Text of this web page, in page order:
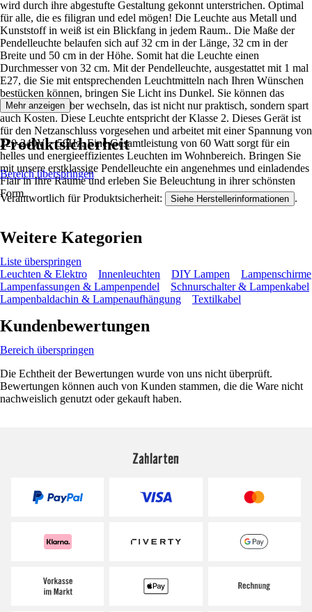
wird durch ihre abgestufte Gestaltung gekonnt unterstrichen. Optimal
für alle, die es filigran und edel mögen! Die Leuchte aus Metall und
Kunststoff in weiß ist ein Blickfang in jedem Raum.. Die Maße der
Pendelleuchte belaufen sich auf 32 cm in der Länge, 32 cm in der
Breite und 50 cm in der Höhe. Somit hat die Leuchte einen
Durchmesser von 32 cm. Mit der Pendelleuchte, ausgestattet mit 1 mal
E27, die Sie mit entsprechenden Leuchtmitteln nach Ihren Wünschen
bestücken können, bringen Sie Licht ins Dunkel. Sie können das
Leuchtmittel selber wechseln, das ist nicht nur praktisch, sondern spart
auch Kosten. Diese Leuchte entspricht der Klasse 2. Dieses Gerät ist
für den Netzanschluss vorgesehen und arbeitet mit einer Spannung von
220-240V ~ 50Hz. Eine Gesamtleistung von 60 Watt sorgt für ein
helles und energieeffizientes Leuchten im Wohnbereich. Bringen Sie
mit unsere erstklassige Pendelleuchte ein angenehmes und einladendes
Flair in Ihre Räume und erleben Sie Beleuchtung in ihrer schönsten
Form.
Mehr anzeigen
Produktsicherheit
Bereich überspringen
Verantwortlich für Produktsicherheit: Siehe Herstellerinformationen .
Weitere Kategorien
Liste überspringen
Leuchten & Elektro
Innenleuchten DIY Lampen
Lampenschirme
Lampenfassungen & Lampenpendel
Schnurschalter & Lampenkabel
Lampenbaldachin & Lampenaufhängung
Textilkabel
Kundenbewertungen
Bereich überspringen
Die Echtheit der Bewertungen wurde von uns nicht überprüft.
Bewertungen können auch von Kunden stammen, die die Ware nicht
nachweislich genutzt oder gekauft haben.
Zahlarten